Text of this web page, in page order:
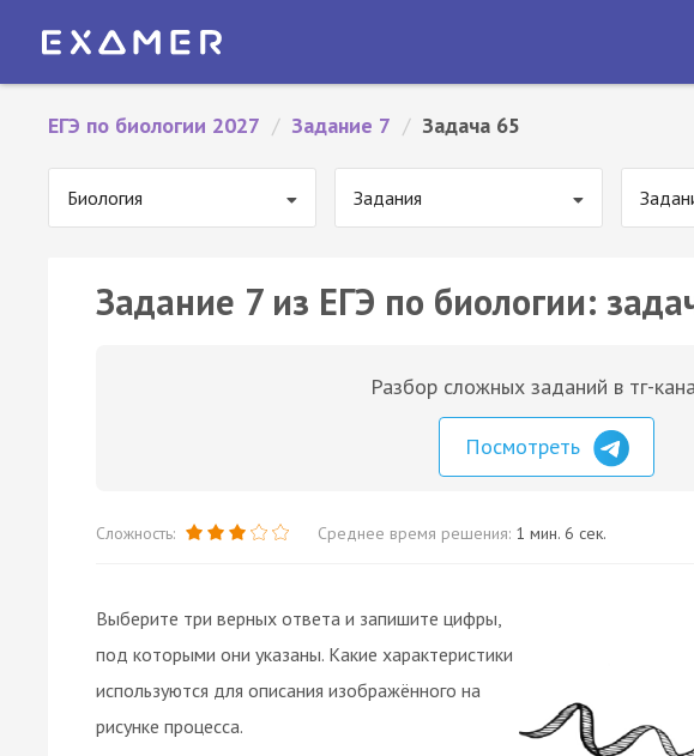
ЕГЭ по биологии 2027 / Задание 7 / Задача 65
Биология Задания
Задание 7 из ЕГЭ по биологии:
Разбор сложных заданий в тг-
Посмотреть
Сложность: Среднее время решения: 1 мин. 6 сек.
Выберите три верных ответа и запишите цифры,
под которыми они указаны. Какие характеристики
используются для описания изображённого на
рисунке процесса.